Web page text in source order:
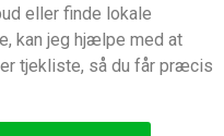
eller finde lokale
kan jeg hjælpe med at
tjekliste, så du får præcis